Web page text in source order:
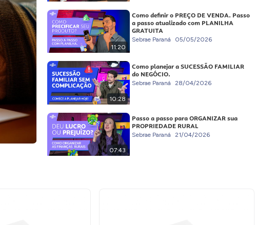
11:20
Como definir o PREÇO DE VENDA. Passo
a passo atualizado com PLANILHA
GRATUITA
Sebrae Paraná 05/05/2026
10:28
Como planejar a SUCESSÃO FAMILIAR
do NEGÓCIO.
Sebrae Paraná 28/04/2026
07:43
Passo a passo para ORGANIZAR sua
PROPRIEDADE RURAL
Sebrae Paraná 21/04/2026